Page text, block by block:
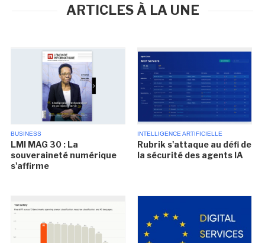
ARTICLES À LA UNE
BUSINESS
LMI MAG 30 : La
souveraineté numérique
s'affirme
INTELLIGENCE ARTIFICIELLE
Rubrik s'attaque au défi de
la sécurité des agents IA